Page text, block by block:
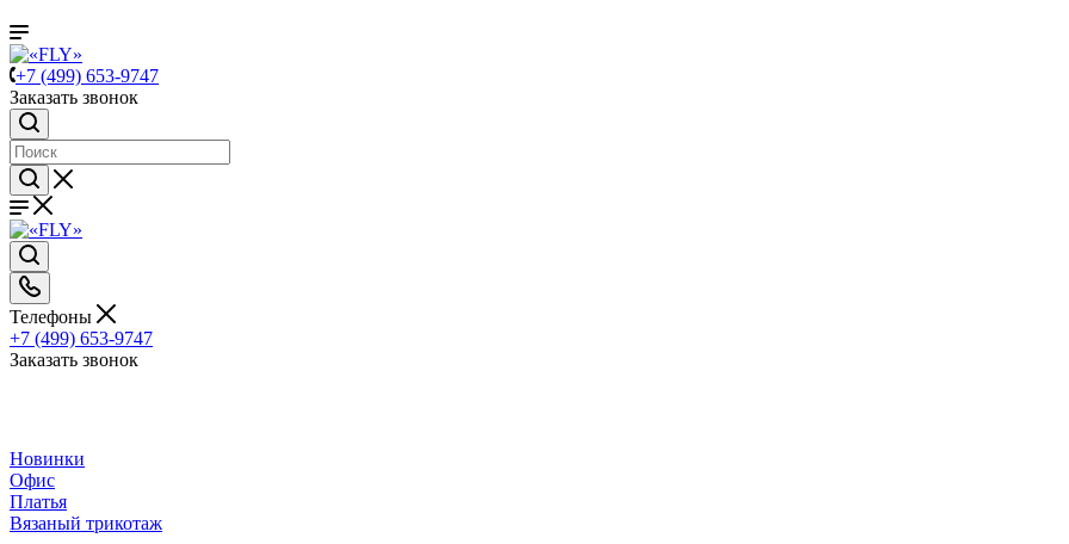
+7 (499) 653-9747
Заказать звонок
Телефоны
+7 (499) 653-9747
Заказать звонок
Новинки
Офис
Платья
Вязаный трикотаж